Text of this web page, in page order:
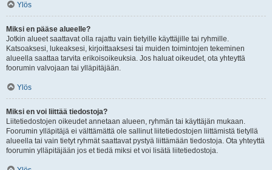
Ylös
Miksi en pääse alueelle?
Jotkin alueet saattavat olla rajattu vain tietyille käyttäjille tai ryhmille.
Katsoaksesi, lukeaksesi, kirjoittaaksesi tai muiden toimintojen tekeminen
alueella saattaa tarvita erikoisoikeuksia. Jos haluat oikeudet, ota yhteyttä
foorumin valvojaan tai ylläpitäjään.
Ylös
Miksi en voi liittää tiedostoja?
Liitetiedostojen oikeudet annetaan alueen, ryhmän tai käyttäjän mukaan.
Foorumin ylläpitäjä ei välttämättä ole sallinut liitetiedostojen liittämistä tietyllä
alueella tai vain tietyt ryhmät saattavat pystyä liittämään tiedostoja. Ota yhteyttä
foorumin ylläpitäjään jos et tiedä miksi et voi lisätä liitetiedostoja.